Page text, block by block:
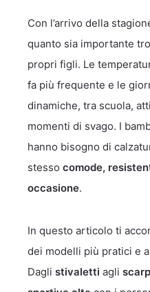
Con l’arrivo della
quanto sia importante
propri figli. Le
fa più frequente e le
dinamiche, tra scuola,
momenti di svago. I
hanno bisogno di
stesso comode,
occasione.
In questo articolo ti
dei modelli più pratici e
Dagli stivaletti agli